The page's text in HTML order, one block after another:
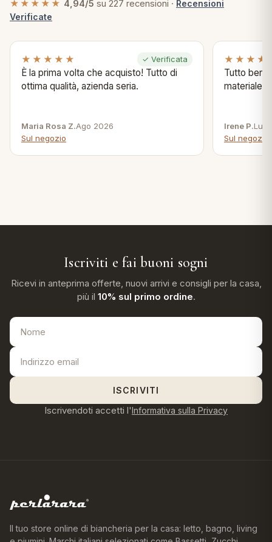
★★★★★ 4,94/5 su 227 recensioni · Recensioni
Verificate
★★★★★ ✓ Verificata
È la prima volta che acquisto! Tutto di
ottima qualità, azienda seria.
Maria Rosa Z.Ago 2026
Sul negozio
Tutto bene
materiale .
Irene P.Lug
Sul negozio
Iscriviti e fai buoni sogni
Ricevi in anteprima offerte, nuovi arrivi e consigli per la casa,
più il 10% sul primo ordine.
ISCRIVITI
Iscrivendoti accetti l'Informativa sulla Privacy
Il tuo store online di biancheria per la casa: letto, bagno, living